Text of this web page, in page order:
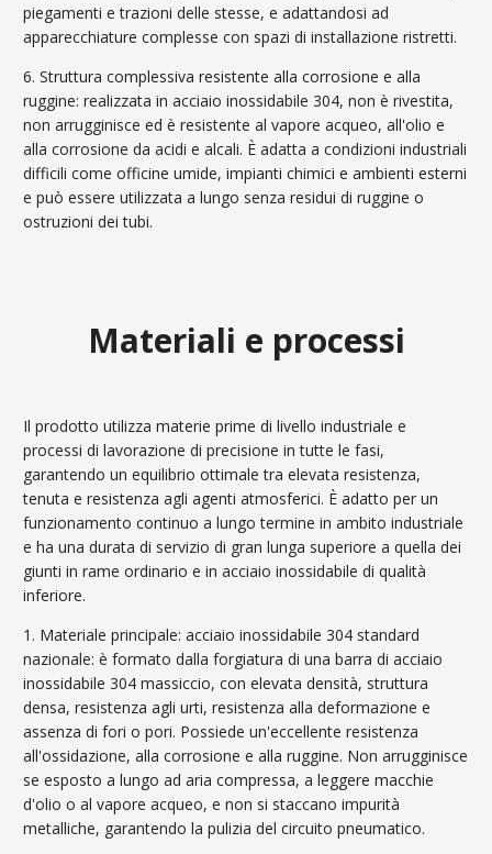
piegamenti e trazioni delle stesse, e adattandosi ad
apparecchiature complesse con spazi di installazione ristretti.
6. Struttura complessiva resistente alla corrosione e alla
ruggine: realizzata in acciaio inossidabile 304, non è rivestita,
non arrugginisce ed è resistente al vapore acqueo, all'olio e
alla corrosione da acidi e alcali. È adatta a condizioni industriali
difficili come officine umide, impianti chimici e ambienti esterni
e può essere utilizzata a lungo senza residui di ruggine o
ostruzioni dei tubi.
Materiali e processi
Il prodotto utilizza materie prime di livello industriale e
processi di lavorazione di precisione in tutte le fasi,
garantendo un equilibrio ottimale tra elevata resistenza,
tenuta e resistenza agli agenti atmosferici. È adatto per un
funzionamento continuo a lungo termine in ambito industriale
e ha una durata di servizio di gran lunga superiore a quella dei
giunti in rame ordinario e in acciaio inossidabile di qualità
inferiore.
1. Materiale principale: acciaio inossidabile 304 standard
nazionale: è formato dalla forgiatura di una barra di acciaio
inossidabile 304 massiccio, con elevata densità, struttura
densa, resistenza agli urti, resistenza alla deformazione e
assenza di fori o pori. Possiede un'eccellente resistenza
all'ossidazione, alla corrosione e alla ruggine. Non arrugginisce
se esposto a lungo ad aria compressa, a leggere macchie
d'olio o al vapore acqueo, e non si staccano impurità
metalliche, garantendo la pulizia del circuito pneumatico.